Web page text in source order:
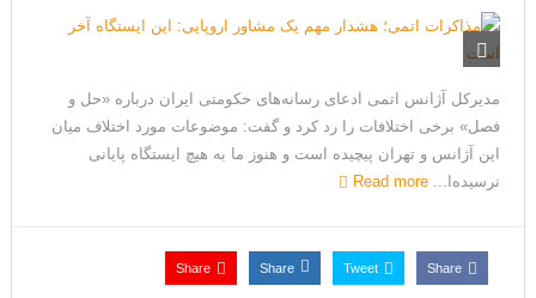
مدیرکل آژانس اتمی ادعای رسانه‌های حکومتی ایران درباره «حل و
فصل» برخی اختلافات را رد کرد و گفت: موضوعات مورد اختلاف میان
این آژانس و تهران پیچیده است و هنوز ما به هیچ ایستگاه پایانی
نرسیده‌ا... Read more
Share
Tweet
Share
Share